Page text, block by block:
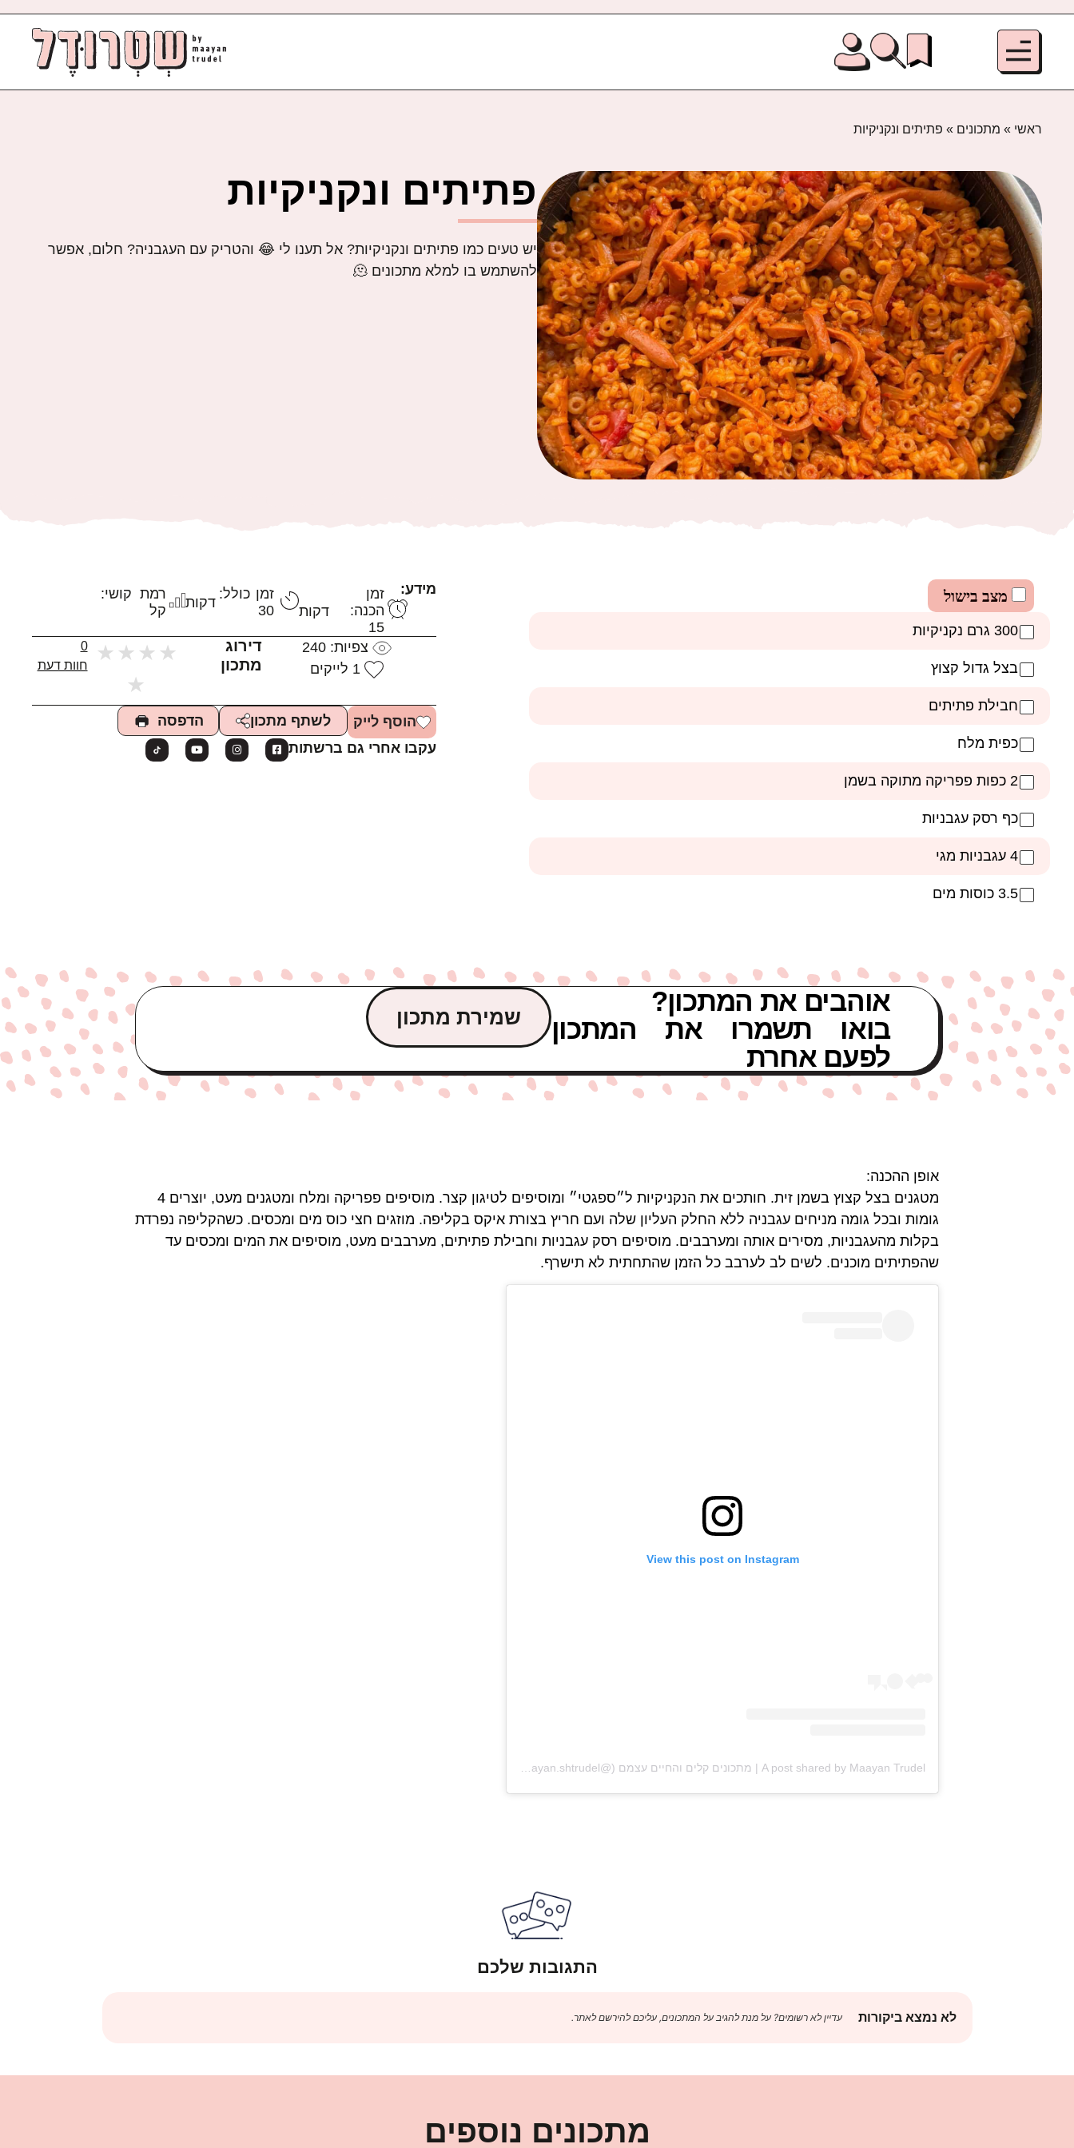
ראשי » מתכונים » פתיתים ונקניקיות
פתיתים ונקניקיות
יש טעים כמו פתיתים ונקניקיות? אל תענו לי 😂 והטריק עם העגבניה? חלום, אפשר
להשתמש בו למלא מתכונים 🫠
מצב בישול
300 גרם נקניקיות
בצל גדול קצוץ
חבילת פתיתים
כפית מלח
2 כפות פפריקה מתוקה בשמן
כף רסק עגבניות
4 עגבניות מגי
3.5 כוסות מים
מידע:
זמן
הכנה:
15
דקות
זמן כולל:
30
דקות
רמת קושי:
קל
צפיות:240
1 לייקים
דירוג
מתכון
★
★
★
★
★
0
חוות דעת
הוסף לייק לשתף מתכון
הדפסה
עקבו אחרי גם ברשתות
אוהבים את המתכון?
בואו תשמרו את המתכון
לפעם אחרת
שמירת מתכון
אופן ההכנה:
מטגנים בצל קצוץ בשמן זית. חותכים את הנקניקיות ל״ספגטי״ ומוסיפים לטיגון קצר. מוסיפים פפריקה ומלח ומטגנים מעט, יוצרים 4
גומות ובכל גומה מניחים עגבניה ללא החלק העליון שלה ועם חריץ בצורת איקס בקליפה. מוזגים חצי כוס מים ומכסים. כשהקליפה נפרדת
בקלות מהעגבניות, מסירים אותה ומערבבים. מוסיפים רסק עגבניות וחבילת פתיתים, מערבבים מעט, מוסיפים את המים ומכסים עד
שהפתיתים מוכנים. לשים לב לערבב כל הזמן שהתחתית לא תישרף.
View this post on Instagram
A post shared by Maayan Trudel | מתכונים קלים והחיים עצמם (@maayan.shtrudel)
התגובות שלכם
לא נמצא ביקורות עדיין לא רשומים? על מנת להגיב על המתכונים, עליכם להירשם לאתר.
מתכונים נוספים